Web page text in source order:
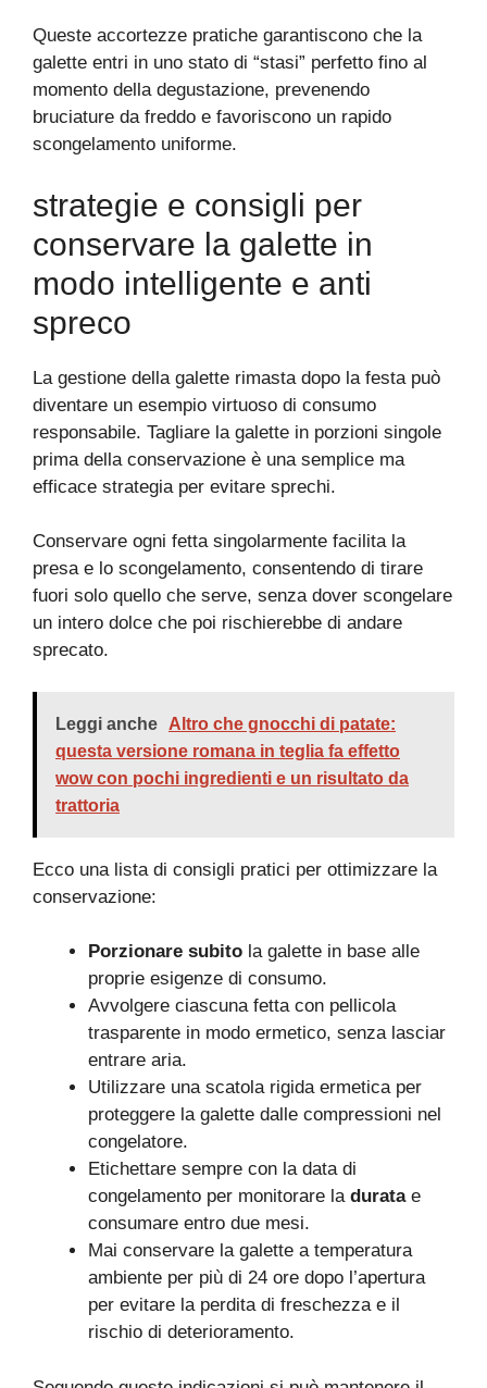
Queste accortezze pratiche garantiscono che la
galette entri in uno stato di “stasi” perfetto fino al
momento della degustazione, prevenendo
bruciature da freddo e favoriscono un rapido
scongelamento uniforme.
strategie e consigli per
conservare la galette in
modo intelligente e anti
spreco
La gestione della galette rimasta dopo la festa può
diventare un esempio virtuoso di consumo
responsabile. Tagliare la galette in porzioni singole
prima della conservazione è una semplice ma
efficace strategia per evitare sprechi.
Conservare ogni fetta singolarmente facilita la
presa e lo scongelamento, consentendo di tirare
fuori solo quello che serve, senza dover scongelare
un intero dolce che poi rischierebbe di andare
sprecato.
Leggi anche
Altro che gnocchi di patate:
questa versione romana in teglia fa effetto
wow con pochi ingredienti e un risultato da
trattoria
Ecco una lista di consigli pratici per ottimizzare la
conservazione:
Porzionare subito la galette in base alle
proprie esigenze di consumo.
Avvolgere ciascuna fetta con pellicola
trasparente in modo ermetico, senza lasciar
entrare aria.
Utilizzare una scatola rigida ermetica per
proteggere la galette dalle compressioni nel
congelatore.
Etichettare sempre con la data di
congelamento per monitorare la duratae
consumare entro due mesi.
Mai conservare la galette a temperatura
ambiente per più di 24 ore dopo l’apertura
per evitare la perdita di freschezza e il
rischio di deterioramento.